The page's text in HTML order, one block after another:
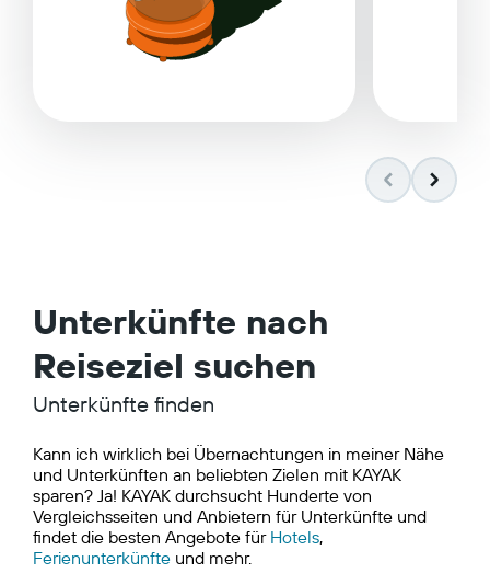
Unterkünfte nach
Reiseziel suchen
Unterkünfte finden
Kann ich wirklich bei Übernachtungen in meiner Nähe
und Unterkünften an beliebten Zielen mit KAYAK
sparen? Ja! KAYAK durchsucht Hunderte von
Vergleichsseiten und Anbietern für Unterkünfte und
findet die besten Angebote für Hotels,
Ferienunterkünfte und mehr.